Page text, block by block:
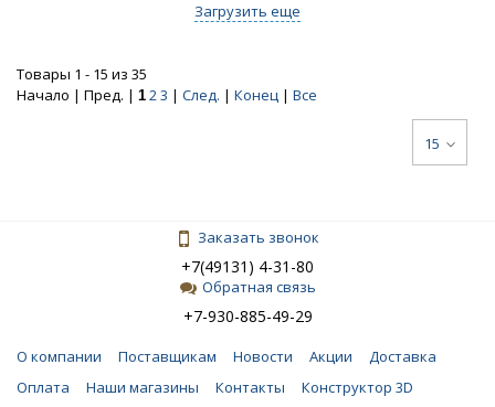
Загрузить еще
Товары 1 - 15 из 35
Начало | Пред. | 1 23 | След. | Конец | Все
15
Заказать звонок
+7(49131) 4-31-80
Обратная связь
+7-930-885-49-29
О компании Поставщикам Новости Акции
Доставка
Оплата
Наши магазины Контакты
Конструктор 3D